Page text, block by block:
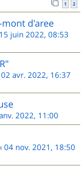
1 2
d'aree
15 juin 2022, 08:53
02 avr. 2022, 16:37
2022, 11:00
04 nov. 2021, 18:50